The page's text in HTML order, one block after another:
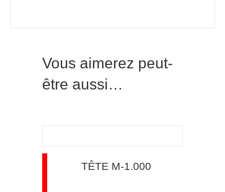
Vous aimerez peut-
être aussi…
TÊTE M-1.000